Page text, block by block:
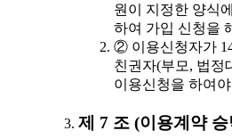
원이 지정한 양식
하여 가입 신청을
② 이용신청자가
친권자(부모, 법정
이용신청을 하여
제 7 조 (이용계약